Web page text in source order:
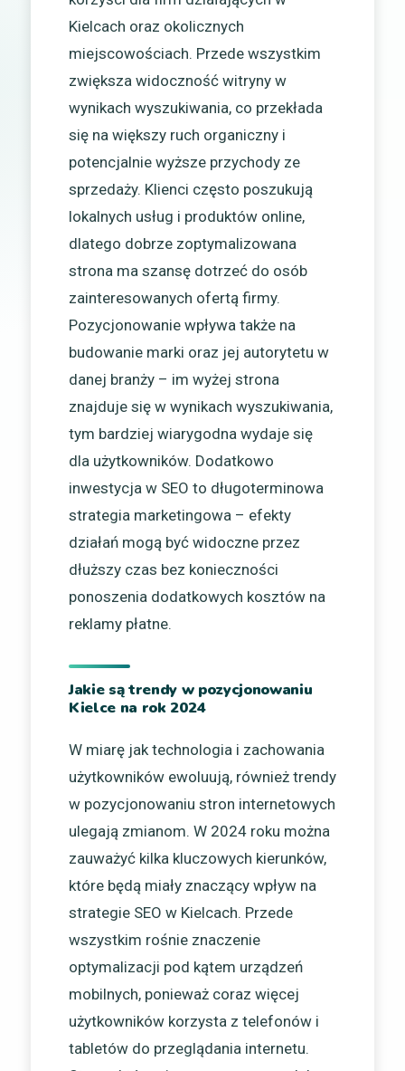
Kielcach oraz okolicznych
miejscowościach. Przede wszystkim
zwiększa widoczność witryny w
wynikach wyszukiwania, co przekłada
się na większy ruch organiczny i
potencjalnie wyższe przychody ze
sprzedaży. Klienci często poszukują
lokalnych usług i produktów online,
dlatego dobrze zoptymalizowana
strona ma szansę dotrzeć do osób
zainteresowanych ofertą firmy.
Pozycjonowanie wpływa także na
budowanie marki oraz jej autorytetu w
danej branży – im wyżej strona
znajduje się w wynikach wyszukiwania,
tym bardziej wiarygodna wydaje się
dla użytkowników. Dodatkowo
inwestycja w SEO to długoterminowa
strategia marketingowa – efekty
działań mogą być widoczne przez
dłuższy czas bez konieczności
ponoszenia dodatkowych kosztów na
reklamy płatne.
Jakie są trendy w pozycjonowaniu
Kielce na rok 2024
W miarę jak technologia i zachowania
użytkowników ewoluują, również trendy
w pozycjonowaniu stron internetowych
ulegają zmianom. W 2024 roku można
zauważyć kilka kluczowych kierunków,
które będą miały znaczący wpływ na
strategie SEO w Kielcach. Przede
wszystkim rośnie znaczenie
optymalizacji pod kątem urządzeń
mobilnych, ponieważ coraz więcej
użytkowników korzysta z telefonów i
tabletów do przeglądania internetu.